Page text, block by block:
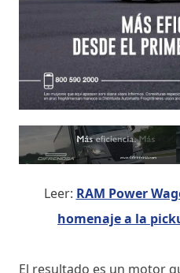
Leer: RAM Power
homenaje a la
El resultado es un motor